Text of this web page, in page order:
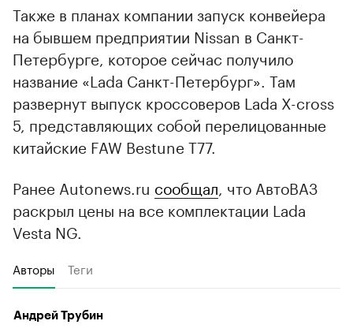
Также в планах компании запуск конвейера
на бывшем предприятии Nissan в Санкт-
Петербурге, которое сейчас получило
название «Lada Санкт-Петербург». Там
развернут выпуск кроссоверов Lada X-cross
5, представляющих собой перелицованные
китайские FAW Bestune T77.
Ранее Autonews.ru сообщал , что АвтоВАЗ
раскрыл цены на все комплектации Lada
Vesta NG.
Авторы Теги
Андрей Трубин